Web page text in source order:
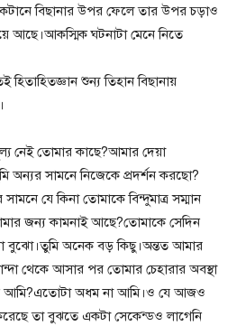
বিছানার উপর ফেলে তার উপর চড়াও
আছে।আকস্মিক ঘটনাটা মেনে নিতে
হিতাহিতজ্ঞান শুন্য তিহান বিছানায়
নেই তোমার কাছে?আমার দেয়া
অন্যর সামনে নিজেকে প্রদর্শন করছো?
যে কিনা তোমাকে বিন্দুমাত্র সম্মান
জন্য কামনাই আছে?তোমাকে সেদিন
বুঝো।তুমি অনেক বড় কিছু।অন্তত আমার
থেকে আসার পর তোমার চেহারার অবস্থা
আমি?এতোটা অধম না আমি।ও যে আজও
তা বুঝতে একটা সেকেন্ডও লাগেনি